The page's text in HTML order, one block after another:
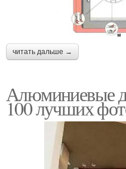
читать дальше →
Алюминиевые
100 лучших